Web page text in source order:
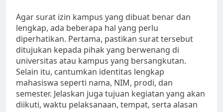
Agar surat izin kampus yang dibuat benar dan
lengkap, ada beberapa hal yang perlu
diperhatikan. Pertama, pastikan surat tersebut
ditujukan kepada pihak yang berwenang di
universitas atau kampus yang bersangkutan.
Selain itu, cantumkan identitas lengkap
mahasiswa seperti nama, NIM, prodi, dan
semester. Jelaskan juga tujuan kegiatan yang akan
diikuti, waktu pelaksanaan, tempat, serta alasan